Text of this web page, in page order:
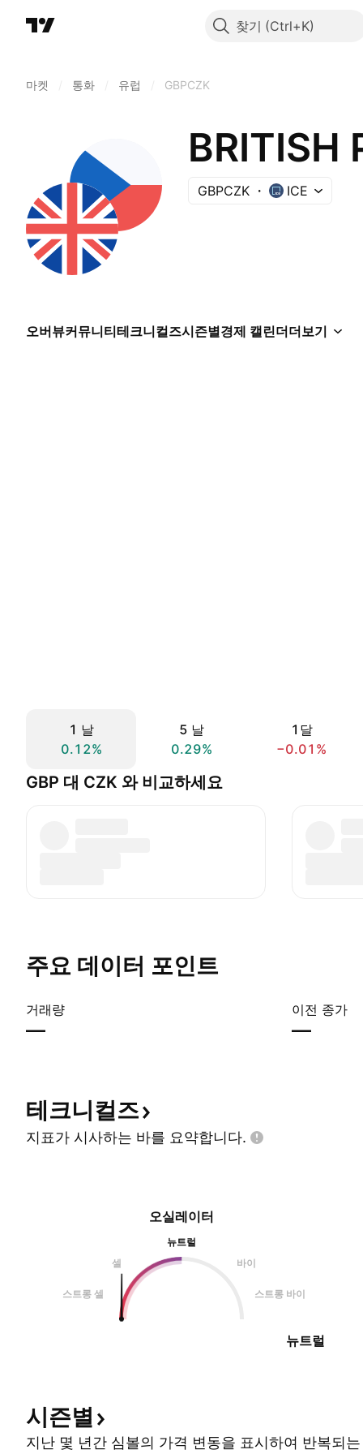
찾기
마켓 통화 유럽 GBPCZK
BRITISH
GBPCZK ICE
오버뷰커뮤니티테크니컬즈시즌별경제 캘린더더보기
1 날
0.12%
5 날
0.29%
1달
−0.01%
GBP 대 CZK 와 비교하세요
주요 데이터 포인트
거래량
—
이전 종가
—
테크니컬즈
지표가 시사하는 바를 요약합니다.
오실레이터
뉴트럴
셀
바이
스트롱 셀 스트롱 바이
뉴트럴
시즌별
지난 몇 년간 심볼의 가격 변동을 표시하여 반복되